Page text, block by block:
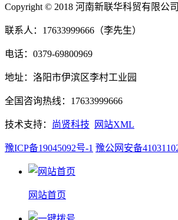
Copyright © 2018 河南新联华科贸有限公司
联系人：17633999666（李先生）
电话：0379-69800969
地址：洛阳市伊滨区李村工业园
全国咨询热线：17633999666
技术支持： 尚贤科技 网站XML
豫ICP备19045092号-1 豫公网安备
网站首页